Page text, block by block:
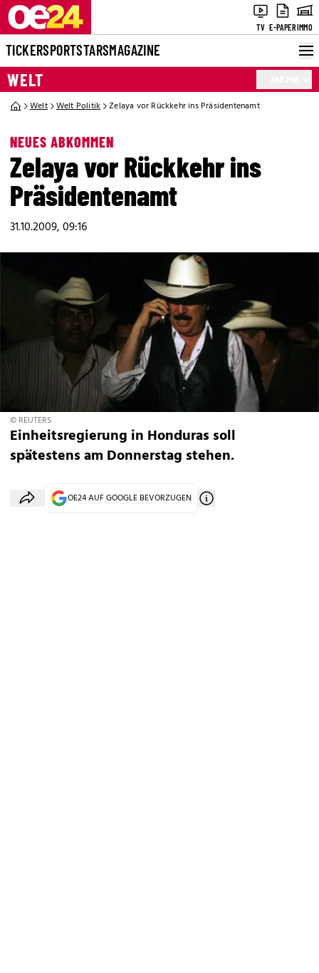
TV E-PAPERIMMO
TICKERSPORTSTARSMAGAZINE
WELT
Welt Welt Politik Zelaya vor Rückkehr ins Präsidentenamt
NEUES ABKOMMEN
Zelaya vor Rückkehr ins
Präsidentenamt
31.10.2009, 09:16
© REUTERS
Einheitsregierung in Honduras soll
spätestens am Donnerstag stehen.
OE24 AUF GOOGLE BEVORZUGEN